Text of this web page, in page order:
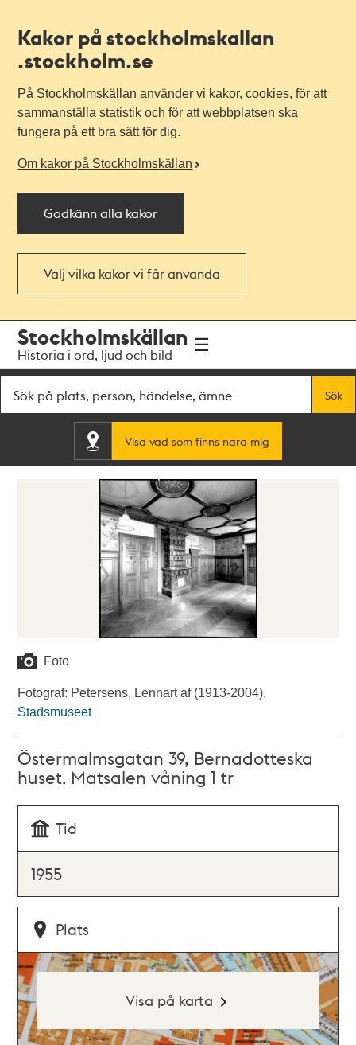
Kakor på stockholmskallan
.stockholm.se
På Stockholmskällan använder vi kakor, cookies, för att
sammanställa statistik och för att webbplatsen ska
fungera på ett bra sätt för dig.
Om kakor på Stockholmskällan
Godkänn alla kakor
Välj vilka kakor vi får använda
navigationen
huvudinnehållet
Stockholmskällan
Historia i ord, ljud och bild
Sök
Visa vad som finns nära mig
Foto
Fotograf: Petersens, Lennart af (1913-2004).
Stadsmuseet
Östermalmsgatan 39, Bernadotteska
huset. Matsalen våning 1 tr
Tid
1955
Plats
Visa på karta